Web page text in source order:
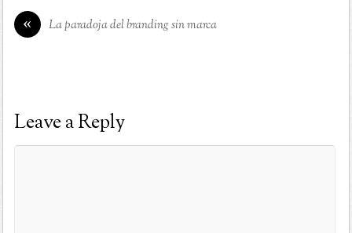
« La paradoja del branding sin marca
Leave a Reply